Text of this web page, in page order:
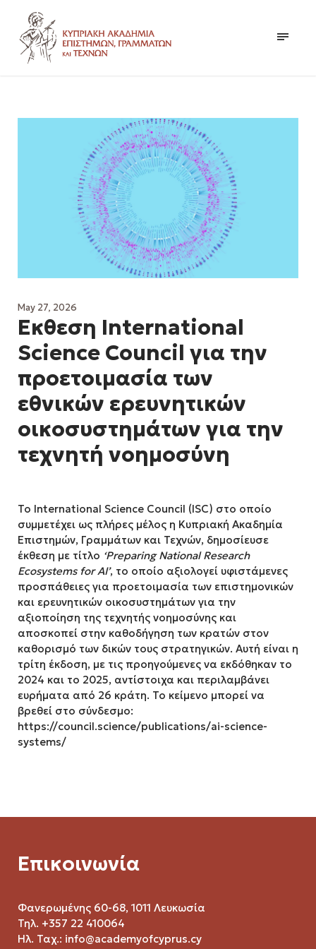
May 27, 2026
Έκθεση International
Science Council για την
προετοιμασία των
εθνικών ερευνητικών
οικοσυστημάτων για την
τεχνητή νοημοσύνη
Το International Science Council (ISC) στο οποίο
συμμετέχει ως πλήρες μέλος η Κυπριακή Ακαδημία
Επιστημών, Γραμμάτων και Τεχνών, δημοσίευσε
έκθεση με τίτλο ‘PreparingNationalResearch
EcosystemsforAI’, το οποίο αξιολογεί υφιστάμενες
προσπάθειες για προετοιμασία των επιστημονικών
και ερευνητικών οικοσυστημάτων για την
αξιοποίηση της τεχνητής νοημοσύνης και
αποσκοπεί στην καθοδήγηση των κρατών στον
καθορισμό των δικών τους στρατηγικών. Αυτή είναι η
τρίτη έκδοση, με τις προηγούμενες να εκδόθηκαν το
2024 και το 2025, αντίστοιχα και περιλαμβάνει
ευρήματα από 26 κράτη. Το κείμενο μπορεί να
βρεθεί στο σύνδεσμο:
https://council.science/publications/ai-science-
systems/
Επικοινωνία
Φανερωμένης 60-68, 1011 Λευκωσία
Τηλ. +357 22 410064
Ηλ. Ταχ.: info@academyofcyprus.cy